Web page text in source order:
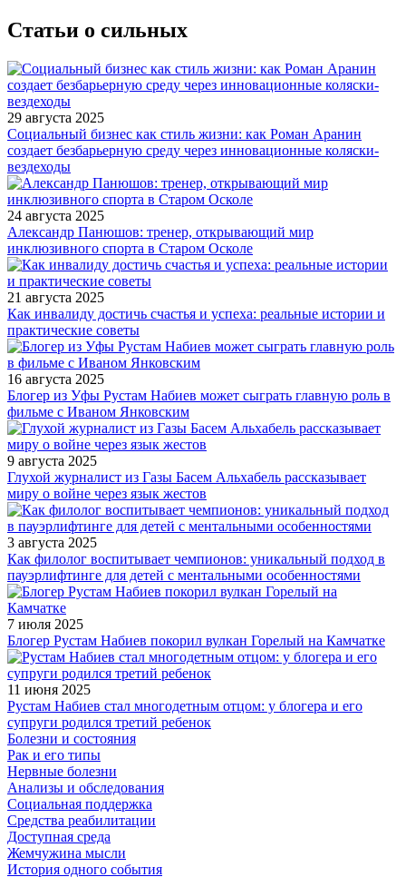
Статьи о сильных
29 августа 2025
Социальный бизнес как стиль жизни: как Роман Аранин
создает безбарьерную среду через инновационные коляски-
вездеходы
24 августа 2025
Александр Панюшов: тренер, открывающий мир
инклюзивного спорта в Старом Осколе
21 августа 2025
Как инвалиду достичь счастья и успеха: реальные истории и
практические советы
16 августа 2025
Блогер из Уфы Рустам Набиев может сыграть главную роль в
фильме с Иваном Янковским
9 августа 2025
Глухой журналист из Газы Басем Альхабель рассказывает
миру о войне через язык жестов
3 августа 2025
Как филолог воспитывает чемпионов: уникальный подход в
пауэрлифтинге для детей с ментальными особенностями
7 июля 2025
Блогер Рустам Набиев покорил вулкан Горелый на Камчатке
11 июня 2025
Рустам Набиев стал многодетным отцом: у блогера и его
супруги родился третий ребенок
Болезни и состояния
Рак и его типы
Нервные болезни
Анализы и обследования
Социальная поддержка
Средства реабилитации
Доступная среда
Жемчужина мысли
История одного события